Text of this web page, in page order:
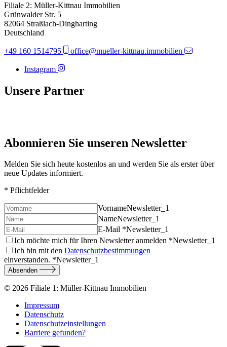
Filiale 2: Müller-Kittnau Immobilien
Grünwalder Str. 5
82064 Straßlach-Dingharting
Deutschland
+49 160 1514795 office@mueller-kittnau.immobilien
Instagram
Unsere Partner
Abonnieren Sie unseren Newsletter
Melden Sie sich heute kostenlos an und werden Sie als erster über
neue Updates informiert.
* Pflichtfelder
VornameNewsletter_1
NameNewsletter_1
E-Mail *Newsletter_1
Ich möchte mich für Ihren Newsletter anmelden *Newsletter_1
Ich bin mit den Datenschutzbestimmungen
einverstanden. *Newsletter_1
Absenden
© 2026 Filiale 1: Müller-Kittnau Immobilien
Impressum
Datenschutz
Datenschutzeinstellungen
Barriere gefunden?